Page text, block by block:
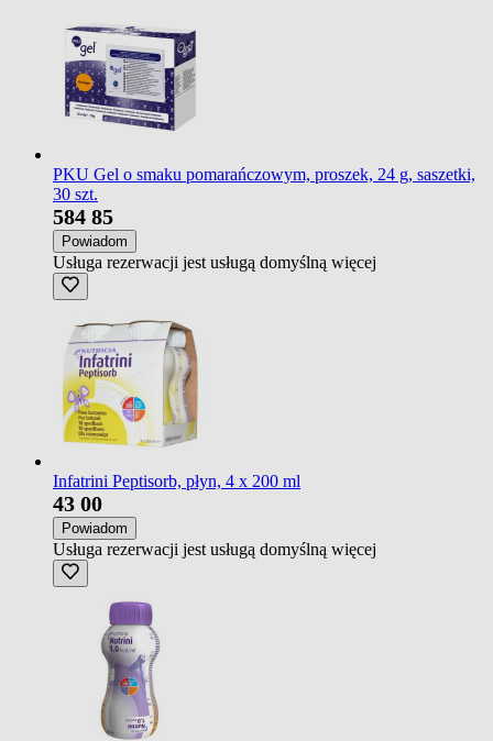
PKU Gel o smaku pomarańczowym, proszek, 24 g, saszetki,
30 szt.
584 85
Powiadom
Usługa rezerwacji jest usługą domyślną więcej
Infatrini Peptisorb, płyn, 4 x 200 ml
43 00
Powiadom
Usługa rezerwacji jest usługą domyślną więcej